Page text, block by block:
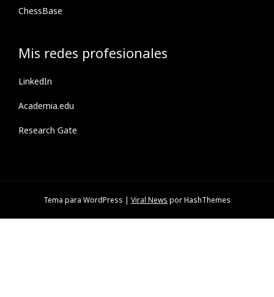
ChessBase
Mis redes profesionales
LinkedIn
Academia.edu
Research Gate
Tema para WordPress | Viral News por HashThemes